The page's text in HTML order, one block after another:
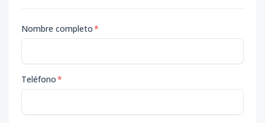
Nombre completo*
Teléfono*